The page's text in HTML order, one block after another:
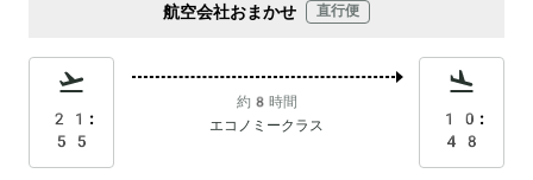
航空会社おまかせ 直行便
21:
55
約8時間
エコノミークラス
10:
48